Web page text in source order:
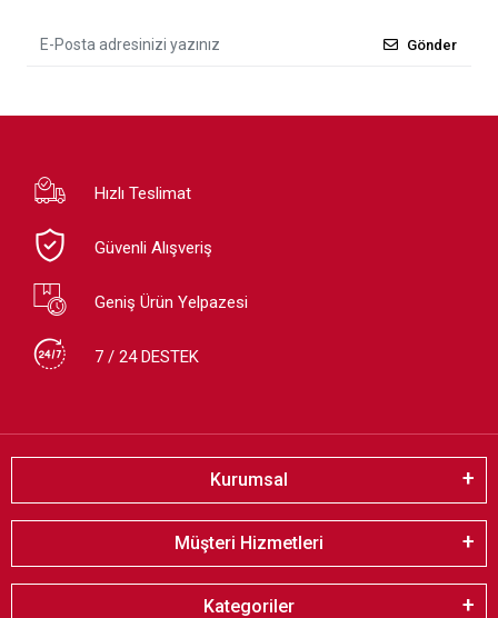
Gönder
Hızlı Teslimat
Güvenli Alışveriş
Geniş Ürün Yelpazesi
7 / 24 DESTEK
Kurumsal
Müşteri Hizmetleri
Kategoriler